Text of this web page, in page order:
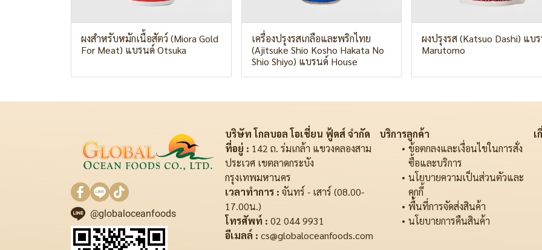
ผงสำหรับหมักเนื้อสัตว์ (Miora Gold
For Meat) แบรนด์ Otsuka
เครื่องปรุงรสเกลือและพริกไทย
(Ajitsuke Shio Kosho Hakata No
Shio Shiyo) แบรนด์ House
ผงปรุงรส (Katsuo Dashi) แบ
Marutomo
@globaloceanfoods
บริษัท โกลบอล โอเชี่ยน ฟู้ดส์ จำกัด
ที่อยู่ : 142 ถ. ร่มเกล้า แขวงคลองสาม
ประเวศ เขตลาดกระบัง
กรุงเทพมหานคร
เวลาทำการ : จันทร์ - เสาร์ (08.00-
17.00น.)
โทรศัพท์ : 02 044 9931
อีเมลล์ : cs@globaloceanfoods.com
บริการลูกค้า
ข้อตกลงและเงื่อนไขในการสั่ง
ซื้อและบริการ
นโยบายความเป็นส่วนตัวและ
คุกกี้
พื้นที่การจัดส่งสินค้า
นโยบายการคืนสินค้า
เ